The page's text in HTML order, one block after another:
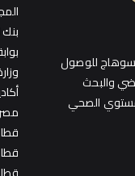
سوهاج للوصول
والبحث
الصحي